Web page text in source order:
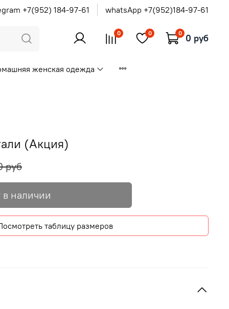
+7(952) 184-97-61 whatsApp +7(952)184-97-61
0 0 0 0 руб
женская одежда
(Акция)
руб
наличии
таблицу размеров